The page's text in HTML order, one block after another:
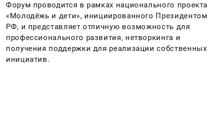
Форум проводится в рамках национального проекта
«Молодёжь и дети», инициированного Президентом
РФ, и представляет отличную возможность для
профессионального развития, нетворкинга и
получения поддержки для реализации собственных
инициатив.